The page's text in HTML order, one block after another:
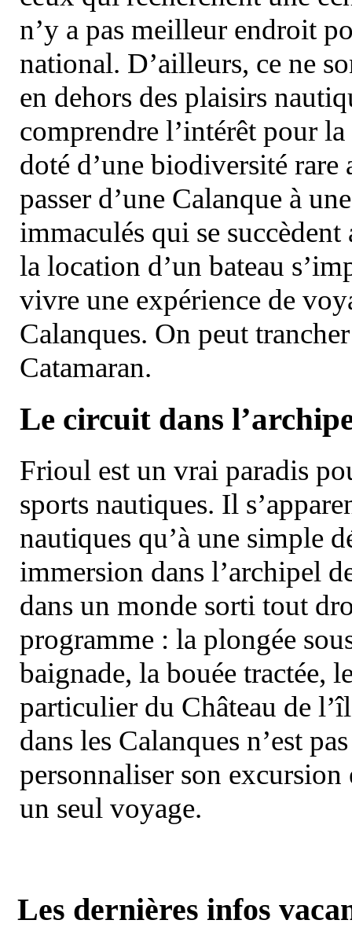
n’y a pas meilleur endroit
national. D’ailleurs, ce ne
en dehors des plaisirs
comprendre l’intérêt pour
doté d’une biodiversité
passer d’une Calanque à
immaculés qui se
la location d’un bateau
vivre une expérience de
Calanques. On peut
Catamaran.
Le circuit dans
Frioul est un vrai paradis
sports nautiques. Il
nautiques qu’à une simple
immersion dans l’archipel
dans un monde sorti tout
programme : la plongée
baignade, la bouée tractée,
particulier du Château de
dans les Calanques n’est
personnaliser son
un seul voyage.
Les dernières infos